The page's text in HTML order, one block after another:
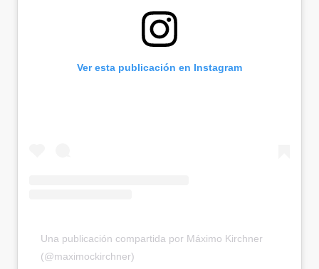
Ver esta publicación en Instagram
Una publicación compartida por Máximo Kirchner
(@maximockirchner)